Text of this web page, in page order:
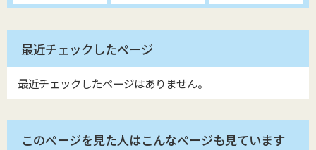
最近チェックしたページ
最近チェックしたページはありません。
このページを見た人はこんなページも見ています